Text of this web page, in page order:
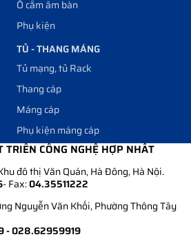
Ổ cắm âm bàn
Phụ kiện
TỦ - THANG MÁNG
Tủ mạng, tủ Rack
Thang cáp
Máng cáp
Phụ kiện máng cáp
TRIỂN CÔNG NGHỆ HỢP NHẤT
đô thị Văn Quán, Hà Đông, Hà Nội.
- Fax:04.35511222
Nguyễn Văn Khối, Phường Thông Tây
- 028.62959919